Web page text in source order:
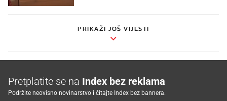
PRIKAŽI JOŠ VIJESTI
Pretplatite se na Index bez reklama
Podržite neovisno novinarstvo i čitajte Index bez bannera.